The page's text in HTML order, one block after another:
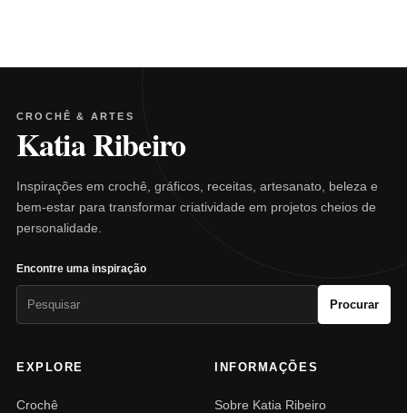
CROCHÊ & ARTES
Katia Ribeiro
Inspirações em crochê, gráficos, receitas, artesanato, beleza e
bem-estar para transformar criatividade em projetos cheios de
personalidade.
Encontre uma inspiração
Procurar
EXPLORE
Crochê
INFORMAÇÕES
Sobre Katia Ribeiro